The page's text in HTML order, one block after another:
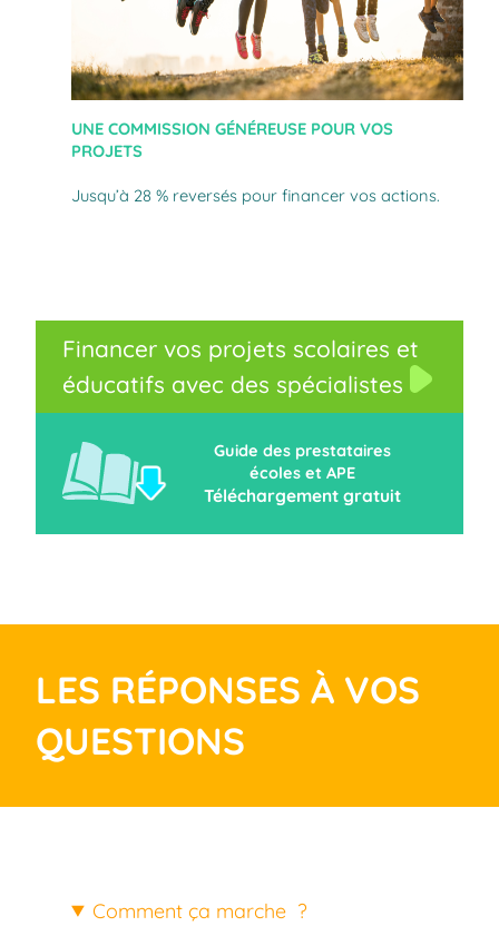
UNE COMMISSION GÉNÉREUSE POUR VOS
PROJETS
Jusqu’à 28 % reversés pour financer vos actions.
Financer vos projets scolaires et
éducatifs avec des spécialistes
Guide des prestataires
écoles et APE
Téléchargement gratuit
LES RÉPONSES À VOS
QUESTIONS
Comment ça marche ?